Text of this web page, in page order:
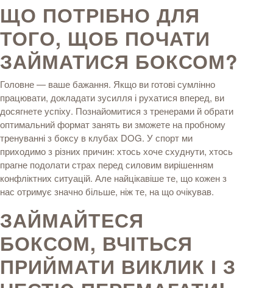
ЩО ПОТРІБНО ДЛЯ
ТОГО, ЩОБ ПОЧАТИ
ЗАЙМАТИСЯ БОКСОМ?
Головне — ваше бажання. Якщо ви готові сумлінно
працювати, докладати зусилля і рухатися вперед, ви
досягнете успіху. Познайомитися з тренерами й обрати
оптимальний формат занять ви зможете на пробному
тренуванні з боксу в клубах DOG. У спорт ми
приходимо з різних причин: хтось хоче схуднути, хтось
прагне подолати страх перед силовим вирішенням
конфліктних ситуацій. Але найцікавіше те, що кожен з
нас отримує значно більше, ніж те, на що очікував.
ЗАЙМАЙТЕСЯ
БОКСОМ, ВЧІТЬСЯ
ПРИЙМАТИ ВИКЛИК І З